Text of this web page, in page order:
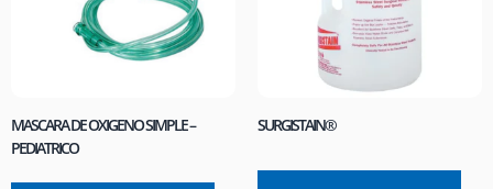
MASCARA DE OXIGENO SIMPLE –
PEDIATRICO
SURGISTAIN®